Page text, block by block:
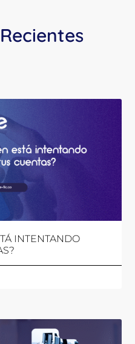
INTENTANDO